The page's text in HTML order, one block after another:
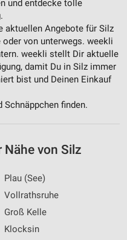
und entdecke tolle
aktuellen Angebote für Silz
von unterwegs. weekli
weekli stellt Dir aktuelle
damit Du in Silz immer
bist und Deinen Einkauf
finden.
von Silz
Plau (See)
Vollrathsruhe
Groß Kelle
Klocksin